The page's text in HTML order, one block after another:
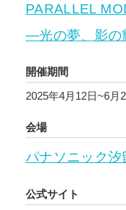
PARALLEL
―光の夢、影の
開催期間
2025年4月12日~6月
会場
パナソニック汐
公式サイト